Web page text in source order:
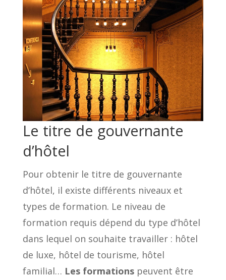
Le titre de gouvernante
d’hôtel
Pour obtenir le titre de gouvernante
d’hôtel, il existe différents niveaux et
types de formation. Le niveau de
formation requis dépend du type d’hôtel
dans lequel on souhaite travailler : hôtel
de luxe, hôtel de tourisme, hôtel
familial… Les formationspeuvent être